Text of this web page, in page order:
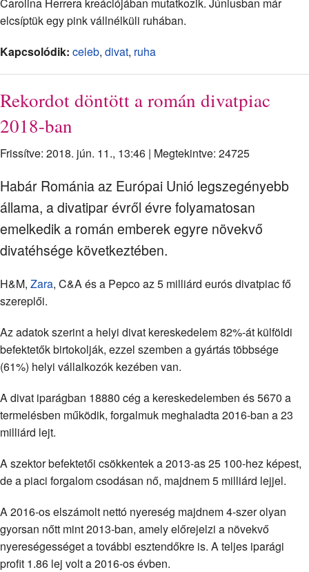
elcsíptük egy pink vállnélküli ruhában.
Kapcsolódik: celeb, divat, ruha
Rekordot döntött a román divatpiac
2018-ban
Frissítve: 2018. jún. 11., 13:46 | Megtekintve: 24725
Habár Románia az Európai Unió legszegényebb
állama, a divatipar évről évre folyamatosan
emelkedik a román emberek egyre növekvő
divatéhsége következtében.
H&M, Zara, C&A és a Pepco az 5 milliárd eurós divatpiac fő
szereplői.
Az adatok szerint a helyi divat kereskedelem 82%-át külföldi
befektetők birtokolják, ezzel szemben a gyártás többsége
(61%) helyi vállalkozók kezében van.
A divat iparágban 18880 cég a kereskedelemben és 5670 a
termelésben működik, forgalmuk meghaladta 2016-ban a 23
milliárd lejt.
A szektor befektetői csökkentek a 2013-as 25 100-hez képest,
de a piaci forgalom csodásan nő, majdnem 5 milliárd lejjel.
A 2016-os elszámolt nettó nyereség majdnem 4-szer olyan
gyorsan nőtt mint 2013-ban, amely előrejelzi a növekvő
nyereségességet a további esztendőkre is. A teljes iparági
profit 1.86 lej volt a 2016-os évben.